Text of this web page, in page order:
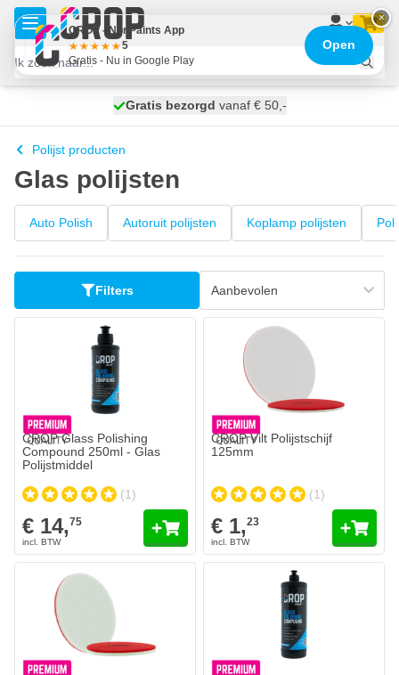
Ga naar de inhoud
maandag bezorgd
Gratis bezorgd vanaf € 50,-
100 dagen
Polijst producten
Glas polijsten
Auto Polish Autoruit polijsten Koplamp polijsten
Filters
CROP Glass Polishing
Compound 250ml - Glas
Polijstmiddel
(1)
€ 14,75
CROP Vilt Polijstschijf
125mm
(1)
€ 1,23
×
CROP - NonPaints App
5
Gratis - Nu in Google Play
Open